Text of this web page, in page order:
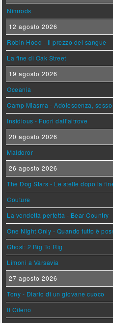
Nimrods
12 agosto 2026
Robin Hood - Il prezzo del sangue
La fine di Oak Street
19 agosto 2026
Oceania
Camp Miasma - Adolescenza,
Insidious - Fuori dall'altrove
20 agosto 2026
Maldoror
26 agosto 2026
The Dog Stars - Le stelle dopo la
Couture
La vendetta perfetta - Bear Country
One Night Only - Quando tutto è
Ghost: 2 Big To Rig
Limoni a Varsavia
27 agosto 2026
Tony - Diario di un giovane cuoco
Il Cileno